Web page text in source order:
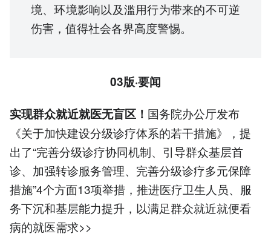
境、环境影响以及滥用行为带来的不可逆
伤害，值得社会各界高度警惕。
03版·要闻
实现群众就近就医无盲区！ 国务院办公厅发布
《关于加快建设分级诊疗体系的若干措施》，提
出了“完善分级诊疗协同机制、引导群众基层首
诊、加强转诊服务管理、完善分级诊疗多元保障
措施”4个方面13项举措，推进医疗卫生人员、服
务下沉和基层能力提升，以满足群众就近就便看
病的就医需求>>